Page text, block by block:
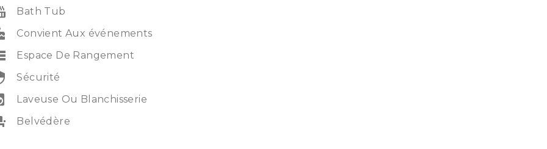
Bath Tub
Convient Aux événements
Espace De Rangement
Sécurité
Laveuse Ou Blanchisserie
Belvédère